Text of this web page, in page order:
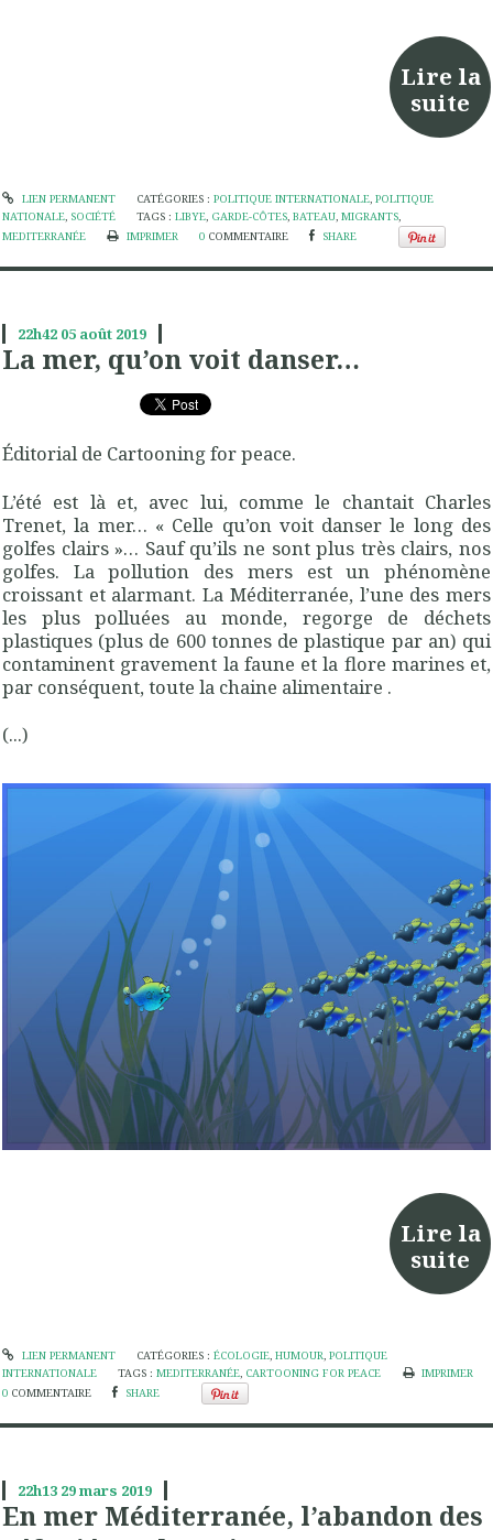
Lire la
suite
LIEN PERMANENT CATÉGORIES : POLITIQUE INTERNATIONALE, POLITIQUE
NATIONALE, SOCIÉTÉ TAGS :LIBYE, GARDE-CÔTES,BATEAU,MIGRANTS,
MEDITERRANÉE
IMPRIMER 0 COMMENTAIRE SHARE
22h42 05 août 2019
La mer, qu’on voit danser…
Éditorial de Cartooning for peace.
L’été est là et, avec lui, comme le chantait Charles
Trenet, la mer… « Celle qu’on voit danser le long des
golfes clairs »… Sauf qu’ils ne sont plus très clairs, nos
golfes. La pollution des mers est un phénomène
croissant et alarmant. La Méditerranée, l’une des mers
les plus polluées au monde, regorge de déchets
plastiques (plus de 600 tonnes de plastique par an) qui
contaminent gravement la faune et la flore marines et,
par conséquent, toute la chaine alimentaire .
(...)
Lire la
suite
LIEN PERMANENT CATÉGORIES : ÉCOLOGIE, HUMOUR, POLITIQUE
INTERNATIONALE
TAGS :MEDITERRANÉE, CARTOONING FOR PEACE
IMPRIMER
0 COMMENTAIRE SHARE
22h13 29mars 2019
En mer Méditerranée, l’abandon des